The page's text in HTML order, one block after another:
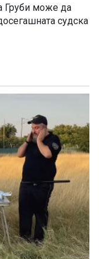
Груби може да
судска